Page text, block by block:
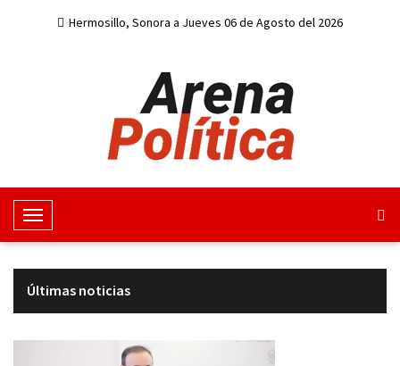
Hermosillo, Sonora a Jueves 06 de Agosto del 2026
M
e
u
Últimas noticias